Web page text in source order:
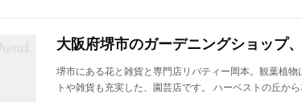
大阪府堺市のガーデニングショップ
堺市にある花と雑貨と専門店リバティー岡本。観葉植
トや雑貨も充実した、園芸店です。 ハーベストの丘か